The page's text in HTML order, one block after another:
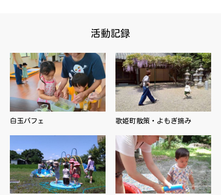
活動記録
白玉パフェ 歌姫町散策・よもぎ摘み